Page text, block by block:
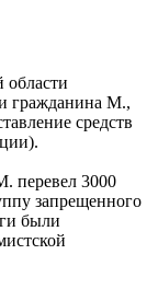
области
гражданина М.,
средств
перевел 3000
запрещенного
были